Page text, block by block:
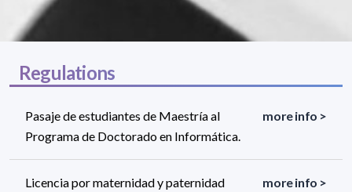
Regulations
Pasaje de estudiantes de Maestría al
Programa de Doctorado en Informática.
more info >
Licencia por maternidad y paternidad
more info >